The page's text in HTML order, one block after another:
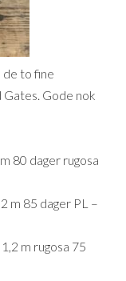
de to fine
Gode nok
80 dager rugosa
m 85 dager PL –
m rugosa 75